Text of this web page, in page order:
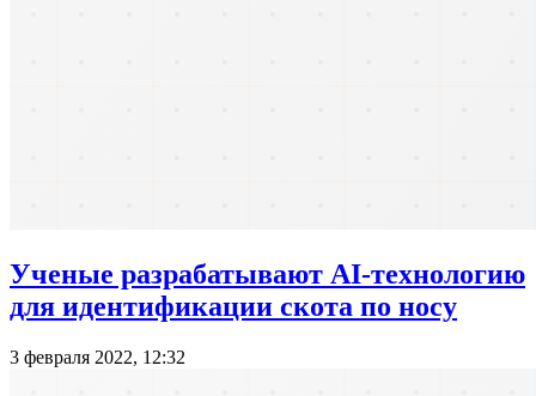
Ученые разрабатывают AI-технологию
для идентификации скота по носу
3 февраля 2022, 12:32